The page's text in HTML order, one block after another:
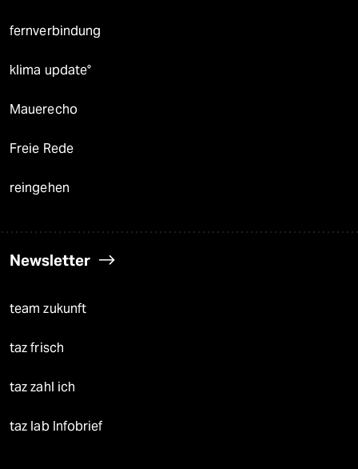
fernverbindung
klima update°
Mauerecho
Freie Rede
reingehen
Newsletter
team zukunft
taz frisch
taz zahl ich
taz lab Infobrief